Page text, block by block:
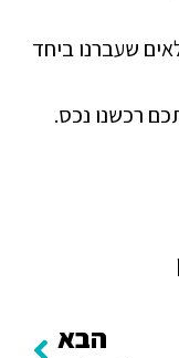
שעברנו ביחד
רכשנו נכס.
הבא